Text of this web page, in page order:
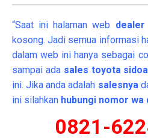
“Saat ini halaman web dealer
kosong. Jadi semua informasi
dalam web ini hanya sebagai
sampai ada sales toyota
ini. Jika anda adalah salesnya
ini silahkan hubungi nomor wa
0821-